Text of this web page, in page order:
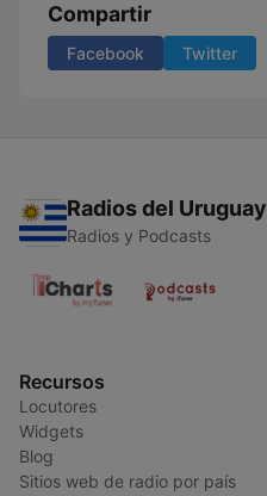
Compartir
Facebook Twitter
Radios del Uruguay
Radios y Podcasts
Recursos
Locutores
Widgets
Blog
Sitios web de radio por país